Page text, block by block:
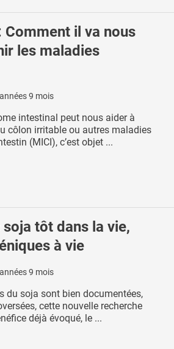
Comment il va nous
les maladies
9 mois
intestinal peut nous aider à
côlon irritable ou autres maladies
(MICI), c’est objet ...
tôt dans la vie,
à vie
9 mois
du soja sont bien documentées,
cette nouvelle recherche
déjà évoqué, le ...